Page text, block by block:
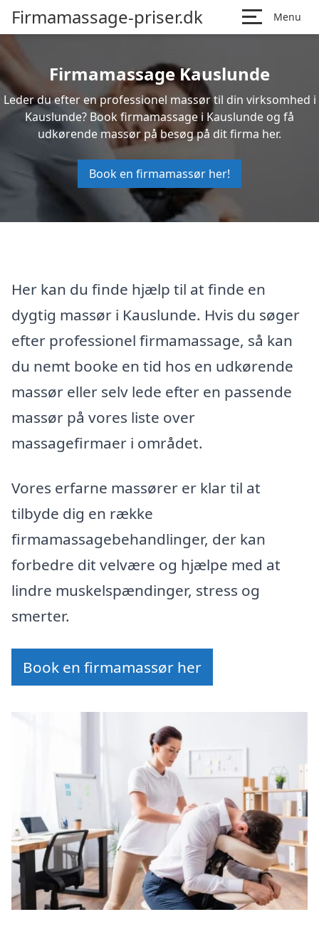
Firmamassage-priser.dk Menu
Firmamassage Kauslunde
Leder du efter en professionel massør til din virksomhed i
Kauslunde? Book firmamassage i Kauslunde og få
udkørende massør på besøg på dit firma her.
Book en firmamassør her!
Her kan du finde hjælp til at finde en
dygtig massør i Kauslunde. Hvis du søger
efter professionel firmamassage, så kan
du nemt booke en tid hos en udkørende
massør eller selv lede efter en passende
massør på vores liste over
massagefirmaer i området.
Vores erfarne massører er klar til at
tilbyde dig en række
firmamassagebehandlinger, der kan
forbedre dit velvære og hjælpe med at
lindre muskelspændinger, stress og
smerter.
Book en firmamassør her